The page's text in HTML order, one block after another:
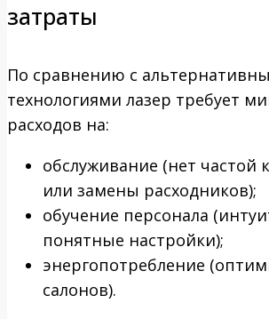
затраты
По сравнению с
технологиями лазер требует
расходов на:
обслуживание (нет частой
или замены расходников);
обучение персонала
понятные настройки);
энергопотребление
салонов).